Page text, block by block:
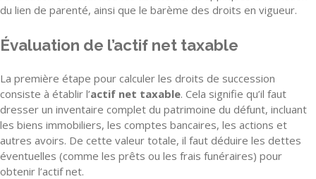
du lien de parenté, ainsi que le barème des droits en vigueur.
Évaluation de l’actif net taxable
La première étape pour calculer les droits de succession
consiste à établir l’actif net taxable. Cela signifie qu’il faut
dresser un inventaire complet du patrimoine du défunt, incluant
les biens immobiliers, les comptes bancaires, les actions et
autres avoirs. De cette valeur totale, il faut déduire les dettes
éventuelles (comme les prêts ou les frais funéraires) pour
obtenir l’actif net.